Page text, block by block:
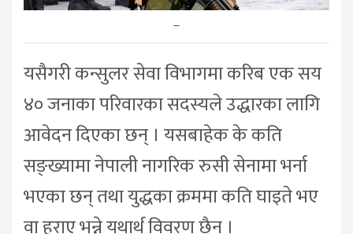
–
यसैगरी कन्सुलर सेवा विभागमा करिब एक सय
४० जनाका परिवारका सदस्यले उद्धारका लागि
आवेदन दिएका छन् । यसबाहेक के कति
सङ्ख्यामा नेपाली नागरिक रुसी सेनामा भर्ना
भएका छन् तथा युद्धका क्रममा कति घाइते भए